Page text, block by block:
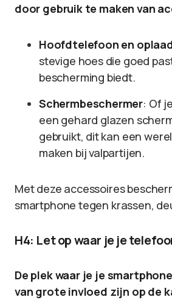
door gebruik te maken van
Hoofdtelefoon en
stevige hoes die goed
bescherming biedt.
Schermbeschermer: Of
een gehard glazen
gebruikt, dit kan een
maken bij valpartijen.
Met deze accessoires
smartphone tegen krassen,
H4: Let op waar je je
De plek waar je je
van grote invloed zijn op de